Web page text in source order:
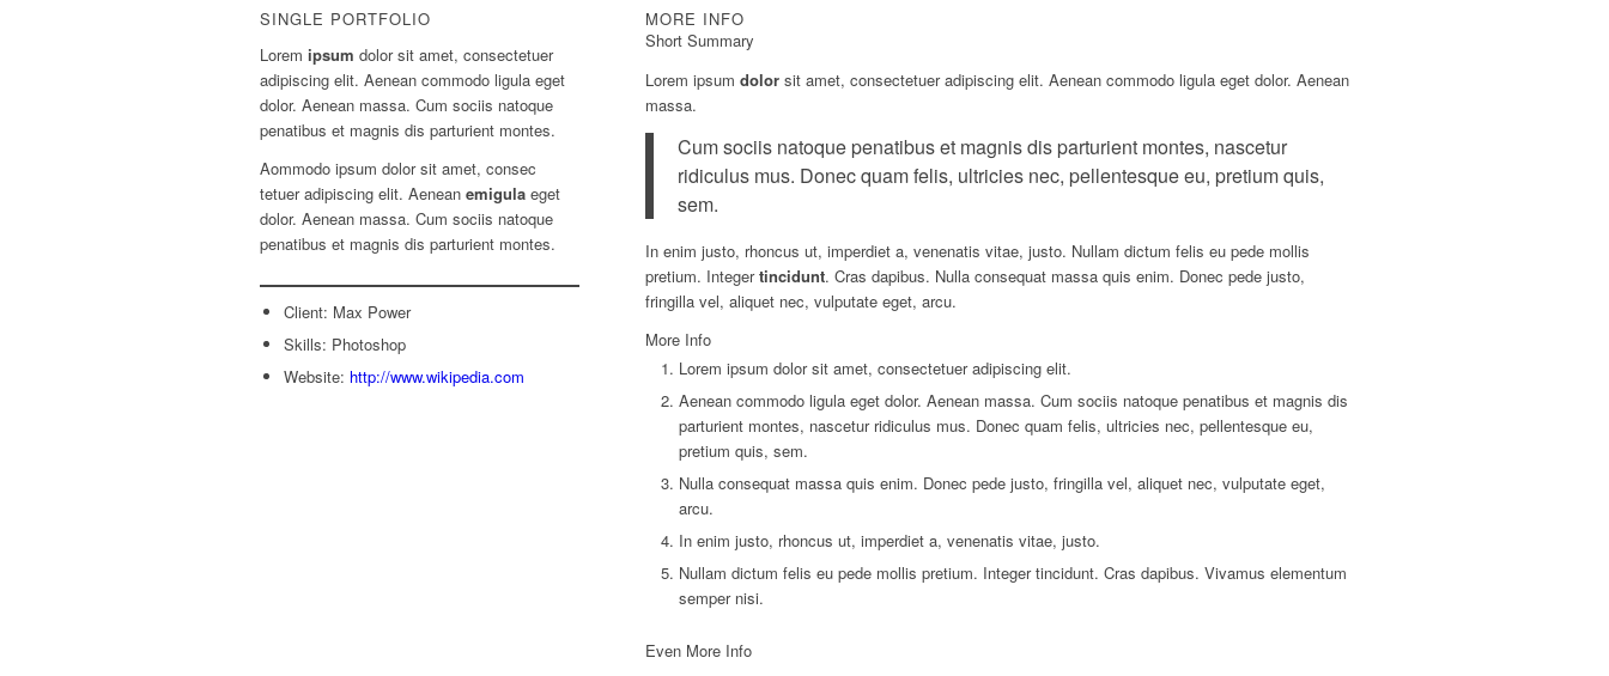
SINGLE PORTFOLIO
Lorem ipsum dolor sit amet, consectetuer
adipiscing elit. Aenean commodo ligula eget
dolor. Aenean massa. Cum sociis natoque
penatibus et magnis dis parturient montes.
Aommodo ipsum dolor sit amet, consec
tetuer adipiscing elit. Aenean emigula eget
dolor. Aenean massa. Cum sociis natoque
penatibus et magnis dis parturient montes.
Client: Max Power
Skills: Photoshop
Website: http://www.wikipedia.com
MORE INFO
Short Summary
Lorem ipsum dolorsit amet, consectetuer adipiscing elit. Aenean commodo ligula eget dolor. Aenean
massa.
Cum sociis natoque penatibus et magnis dis parturient montes, nascetur
ridiculus mus. Donec quam felis, ultricies nec, pellentesque eu, pretium quis,
sem.
In enim justo, rhoncus ut, imperdiet a, venenatis vitae, justo. Nullam dictum felis eu pede mollis
pretium. Integertincidunt. Cras dapibus. Nulla consequat massa quis enim. Donec pede justo,
fringilla vel, aliquet nec, vulputate eget, arcu.
More Info
Lorem ipsum dolor sit amet, consectetuer adipiscing elit.
Aenean commodo ligula eget dolor. Aenean massa. Cum sociis natoque penatibus et magnis dis
parturient montes, nascetur ridiculus mus. Donec quam felis, ultricies nec, pellentesque eu,
pretium quis, sem.
Nulla consequat massa quis enim. Donec pede justo, fringilla vel, aliquet nec, vulputate eget,
arcu.
In enim justo, rhoncus ut, imperdiet a, venenatis vitae, justo.
Nullam dictum felis eu pede mollis pretium. Integer tincidunt. Cras dapibus. Vivamus elementum
semper nisi.
Even More Info